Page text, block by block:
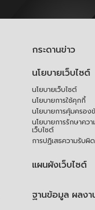
กระดานข่าว
นโยบายเว็บไซต์
นโยบายเว็บไซต์
นโยบายการใช้คุกกี้
นโยบายการคุ้มครอ
นโยบายการรักษาค
เว็บไซต์
การปฏิเสธความรับผิด
แผนผังเว็บไซต์
ฐานข้อมูล ผลง